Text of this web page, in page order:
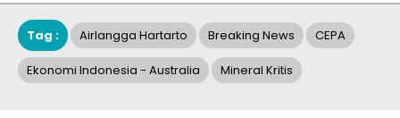
Tag : Airlangga Hartarto Breaking News CEPA
Ekonomi Indonesia - Australia Mineral Kritis